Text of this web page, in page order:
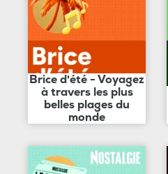
Brice d'été - Voyagez
à travers les plus
belles plages du
monde